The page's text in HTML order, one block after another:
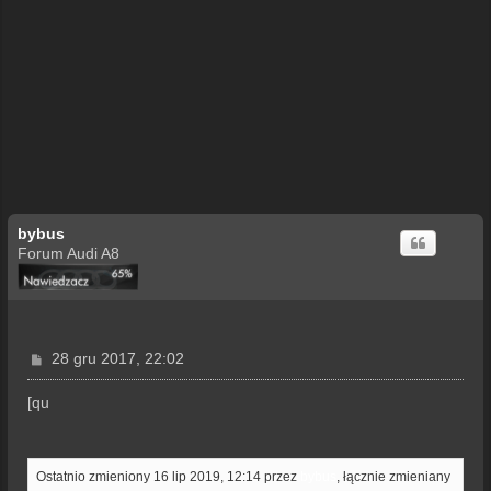
bybus
Forum Audi A8
P
o
s
28 gru 2017, 22:02
[qu
Ostatnio zmieniony 16 lip 2019, 12:14 przez
, łącznie zmieniany